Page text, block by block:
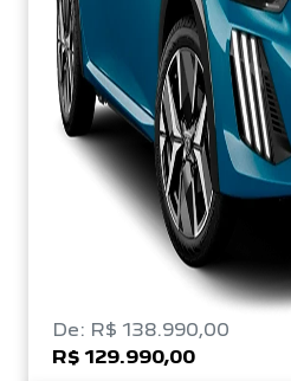
De: R$ 138.990,00
R$ 129.990,00